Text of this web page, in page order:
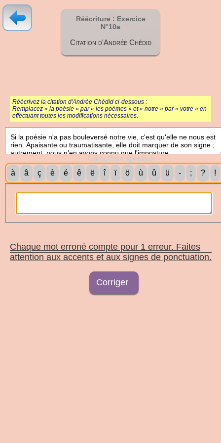
Réécriture : Exercice
N°10a
Citation d'Andrée Chédid
Réécrivez la citation d'Andrée Chédid ci-dessous :
Remplacez « la poésie » par « les poèmes » et « notre » par « votre » en
effectuant toutes les modifications nécessaires.
Caractères spéciaux
à
â ç è é ê ë î ï ö ù û ü - ; ? !
Chaque mot erroné compte pour 1 erreur. Faites
attention aux accents et aux signes de ponctuation.